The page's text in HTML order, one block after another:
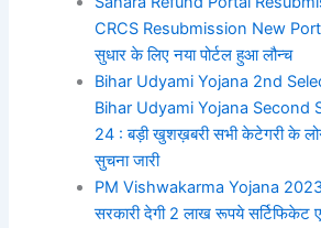
CRCS Resubmission New
सुधार के लिए नया पोर्टल हुआ लौन्च
Bihar Udyami Yojana 2nd
Bihar Udyami Yojana Second
24 : बड़ी खुशख़बरी सभी केटेगरी के
सुचना जारी
PM Vishwakarma Yojana 2023 :
सरकारी देगी 2 लाख रूपये सर्टिफिकेट